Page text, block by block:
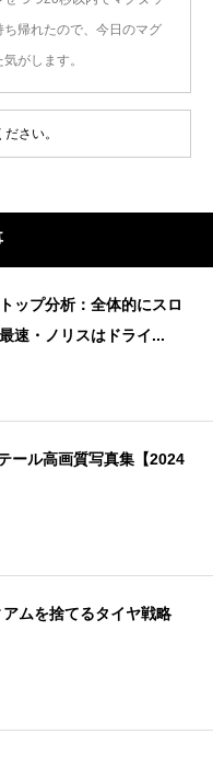
帰れたので、今日のマグ
がします。
ださい。
ップ分析：全体的にスロ
速・ノリスはドライ...
ール高画質写真集【2024
アムを捨てるタイヤ戦略